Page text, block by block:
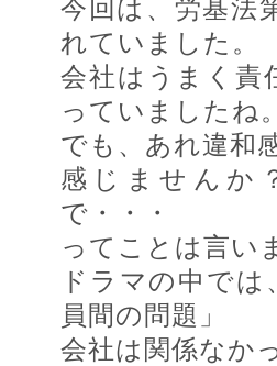
今回は、労基法
れていました。
会社はうまく責
っていましたね。
でも、あれ違和
感じませんか
で・・・
ってことは言い
ドラマの中で
員間の問題」
会社は関係なか